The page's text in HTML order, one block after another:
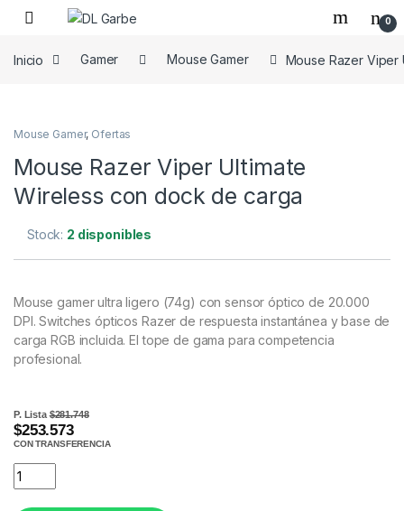
0
Inicio Gamer Mouse Gamer Mouse Razer
Mouse Gamer, Ofertas
Mouse Razer Viper Ultimate
Wireless con dock de carga
Stock: 2 disponibles
Mouse gamer ultra ligero (74g) con sensor óptico de 20.000
DPI. Switches ópticos Razer de respuesta instantánea y base de
carga RGB incluida. El tope de gama para competencia
profesional.
P. Lista$281.748
$253.573
CON TRANSFERENCIA